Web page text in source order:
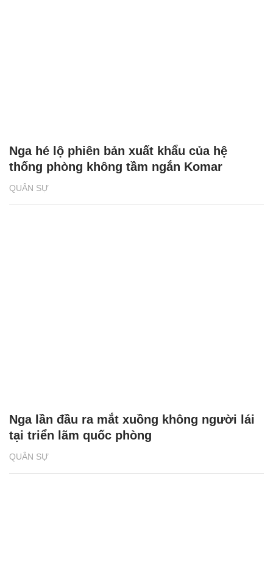
QUÂN SỰ
Nga hé lộ phiên bản xuất khẩu của hệ
thống phòng không tầm ngắn Komar
QUÂN SỰ
Nga lần đầu ra mắt xuồng không người lái
tại triển lãm quốc phòng